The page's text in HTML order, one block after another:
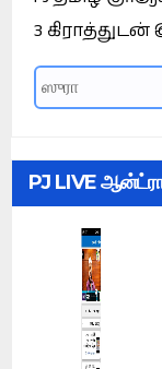
3 கிராத்துடன்
PJ LIVE